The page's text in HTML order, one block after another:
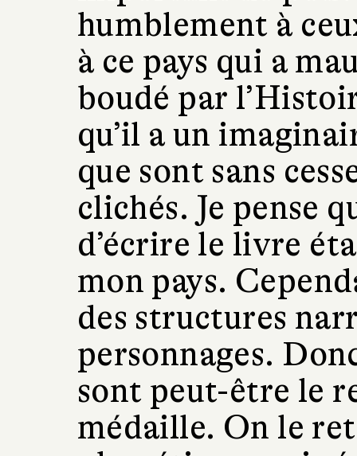
humblement à
à ce pays qui a
boudé par
qu’il a un
que sont sans
clichés. Je pense
d’écrire le livre
mon pays.
des structures
personnages.
sont peut-être le
médaille. On le